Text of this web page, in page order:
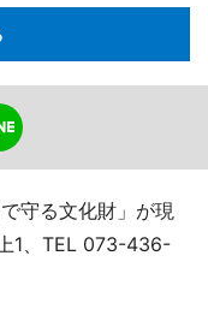
守る文化財」が現
1、TEL 073-436-